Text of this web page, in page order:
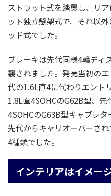
ストラット式を踏襲し、リ
ット独立懸架式で、それ以
ッド式でした。
ブレーキは先代同様4輪ディ
襲されました。発売当初の
代の1.6L直4に代わりエント
1.8L直4SOHCのG62B型、
4SOHCのG63B型キャブレ
先代からキャリオーバーさ
4種類でした。
インテリアはイメー